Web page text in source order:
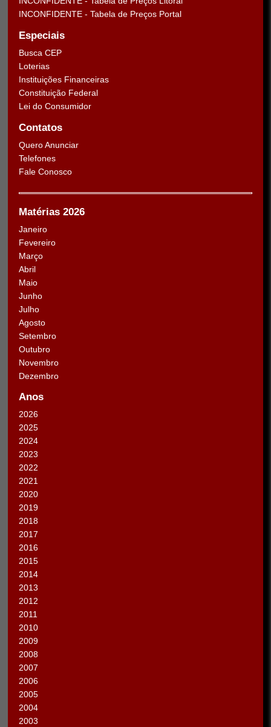
INCONFIDENTE - Tabela de Preços Portal
Especiais
Busca CEP
Loterias
Instituições Financeiras
Constituição Federal
Lei do Consumidor
Contatos
Quero Anunciar
Telefones
Fale Conosco
Matérias 2026
Janeiro
Fevereiro
Março
Abril
Maio
Junho
Julho
Agosto
Setembro
Outubro
Novembro
Dezembro
Anos
2026
2025
2024
2023
2022
2021
2020
2019
2018
2017
2016
2015
2014
2013
2012
2011
2010
2009
2008
2007
2006
2005
2004
2003